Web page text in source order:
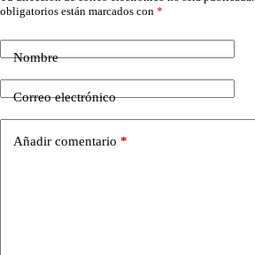
obligatorios están marcados con *
Nombre
Correo electrónico
Añadir comentario *